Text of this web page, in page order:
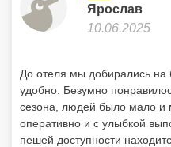
Ярослав
10.06.2025
До отеля мы добирались на
удобно. Безумно
сезона, людей было мало
оперативно и с улыбкой
пешей доступности